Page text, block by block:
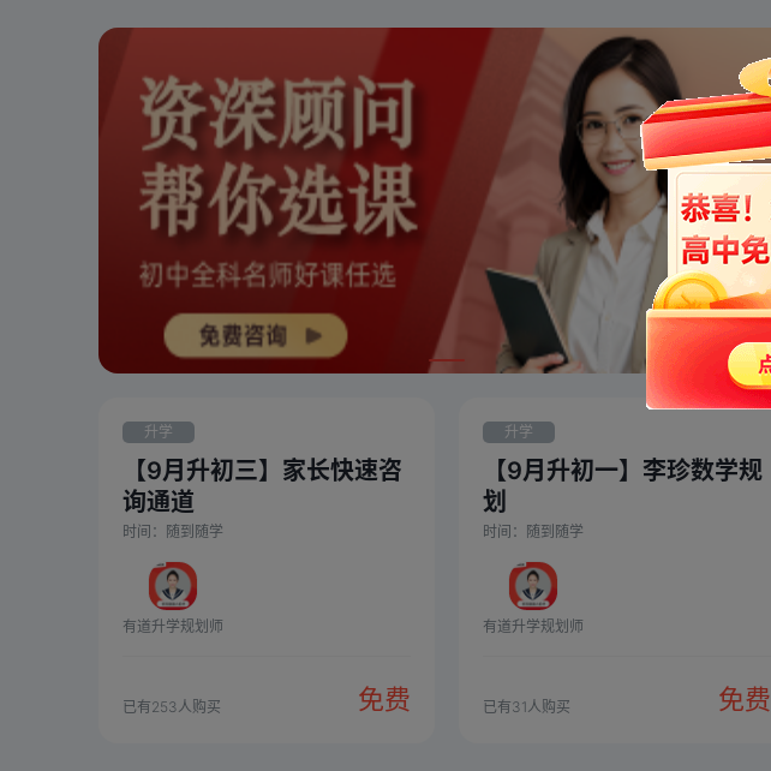
升学
【9月升初三】家长快速咨
询通道
时间： 随到随学
有道升学规划师
已有253人购买 免费
升学
【9月升初一】李珍数学规
划
时间： 随到随学
有道升学规划师
已有31人购买 免费